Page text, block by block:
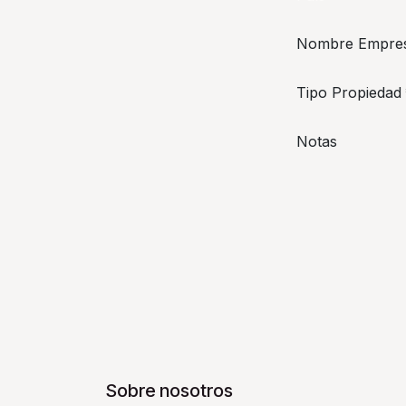
Nombre
Tipo Propiedad
Notas
Sobre nosotros